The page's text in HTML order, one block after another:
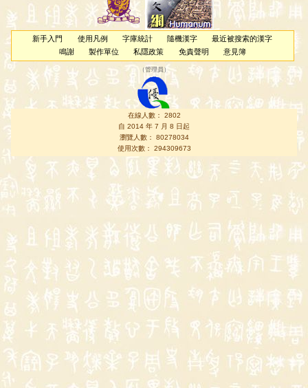
新手入門 使用凡例 字庫統計 隨機漢字
最近被搜索的漢字
鳴謝
製作單位 私隱政策 免責聲明 意見簿
（管理員 ）
在線人數： 2802
自 2014 年 7 月 8 日起
瀏覽人數： 80278034
使用次數： 294309673